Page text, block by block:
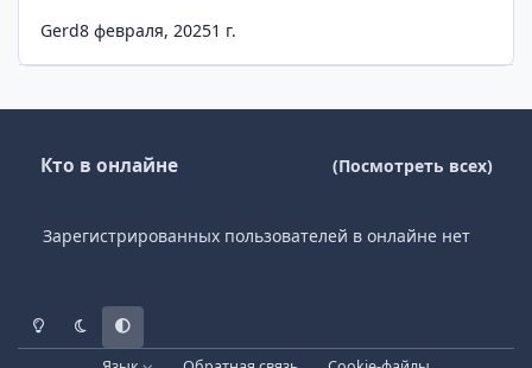
Gerd8 февраля, 20251 г.
Кто в онлайне (Посмотреть всех)
Зарегистрированных пользователей в онлайне нет
Светлый режим
Темный режим
Системные предпочтения